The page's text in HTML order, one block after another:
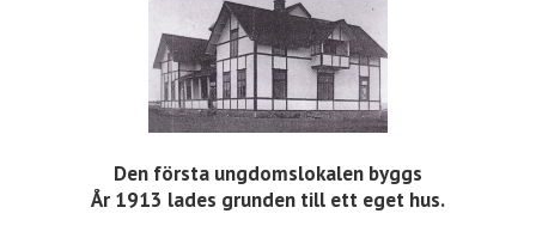
Den första ungdomslokalen byggs
År 1913 lades grunden till ett eget hus.